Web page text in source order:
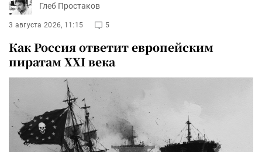
Глеб Простаков
3 августа 2026, 11:15 5
Как Россия ответит европейским
пиратам XXI века